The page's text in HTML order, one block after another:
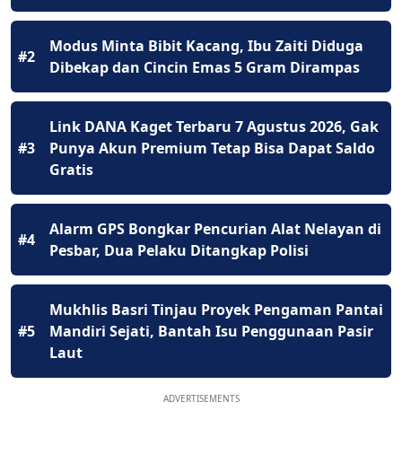
#2
Modus Minta Bibit Kacang, Ibu Zaiti Diduga
Dibekap dan Cincin Emas 5 Gram Dirampas
#3
Link DANA Kaget Terbaru 7 Agustus 2026, Gak
Punya Akun Premium Tetap Bisa Dapat Saldo
Gratis
#4
Alarm GPS Bongkar Pencurian Alat Nelayan di
Pesbar, Dua Pelaku Ditangkap Polisi
#5
Mukhlis Basri Tinjau Proyek Pengaman Pantai
Mandiri Sejati, Bantah Isu Penggunaan Pasir
Laut
ADVERTISEMENTS